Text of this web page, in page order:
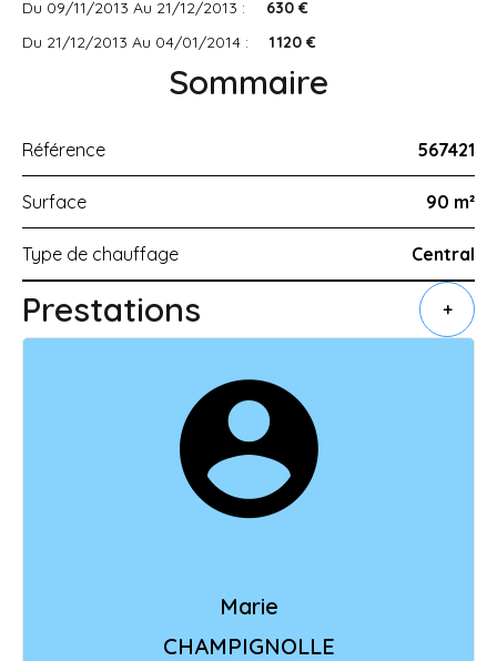
Du 09/11/2013 Au 21/12/2013 :
630 €
Du 21/12/2013 Au 04/01/2014 :
1 120 €
Sommaire
Référence 567421
Surface 90 m²
Type de chauffage Central
Prestations +
Marie
CHAMPIGNOLLE